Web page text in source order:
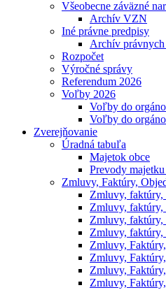
Všeobecne záväzné
Archív VZN
Iné právne predpisy
Archív
Rozpočet
Výročné správy
Referendum 2026
Voľby 2026
Voľby do
Voľby do
Zverejňovanie
Úradná tabuľa
Majetok obce
Prevody
Zmluvy, Faktúry,
Zmluvy,
Zmluvy,
Zmluvy,
Zmluvy,
Zmluvy,
Zmluvy,
Zmluvy,
Zmluvy,